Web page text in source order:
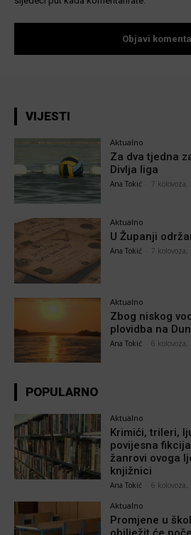
VIJESTI
Aktualno
Za dva tjedna
Divlja liga
Ana Tokić 7 kolovoza,
Aktualno
U Županji
Ana Tokić 7 kolovoza,
Aktualno
Zbog niskog
plovidba na
Ana Tokić 6 kolovoza,
POPULARNO
Aktualno
Krimići, trileri,
povijesna
žanrovi ovoga
knjižnici
Ana Tokić 6 kolovoza,
Aktualno
Promjene u